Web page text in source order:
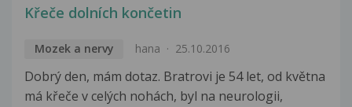
Křeče dolních končetin
Mozek a nervy hana 25.10.2016
Dobrý den, mám dotaz. Bratrovi je 54 let, od května
má křeče v celých nohách, byl na neurologii,